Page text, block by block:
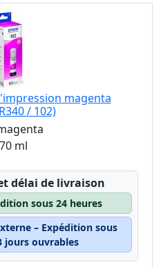
magenta
/ 102)
70 ml
délai de livraison
sous 24 heures
– Expédition sous
jours ouvrables